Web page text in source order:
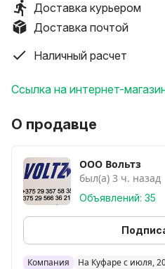
Доставка курьером
Доставка почтой
Наличный расчет
Ссылка на интернет-
О продавце
ООО Вольтз
был(а) 3 ч. назад
Объявлений: 35
Компания На Куфаре с июля,